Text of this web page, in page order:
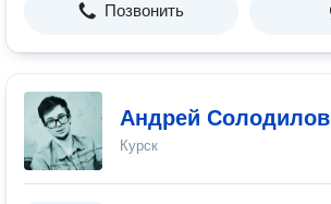
Позвонить
Андрей Солодилов
Курск